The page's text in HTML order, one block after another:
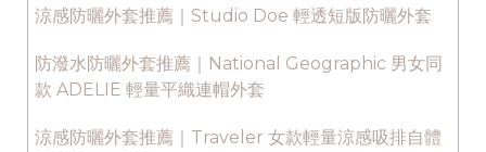
涼感防曬外套推薦｜Studio Doe 輕透短版防曬外套
防潑水防曬外套推薦｜National Geographic 男女同
款 ADELIE 輕量平織連帽外套
涼感防曬外套推薦｜Traveler 女款輕量涼感吸排自體